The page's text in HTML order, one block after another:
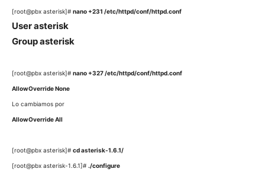
[root@pbx asterisk]# nano +231 /etc/httpd/conf/httpd.conf
User asterisk
Group asterisk
[root@pbx asterisk]# nano +327 /etc/httpd/conf/httpd.conf
AllowOverride None
Lo cambiamos por
AllowOverride All
[root@pbx asterisk]# cd asterisk-1.6.1/
[root@pbx asterisk-1.6.1]# ./configure